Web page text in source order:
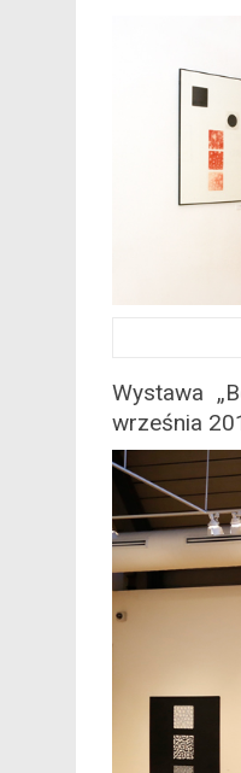
Wystawa
września